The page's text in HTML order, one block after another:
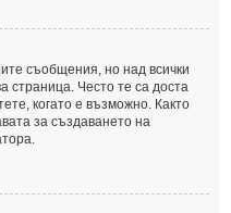
съобщения, но над всички
страница. Често те са доста
когато е възможно. Както
за създаването на